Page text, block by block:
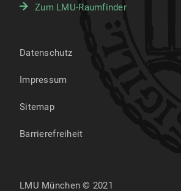
Zum LMU-Raumfinder
Datenschutz
Impressum
Sitemap
Barrierefreiheit
LMU München © 2021